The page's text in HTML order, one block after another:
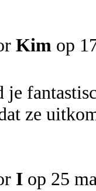
Kim op
ze
I op 25